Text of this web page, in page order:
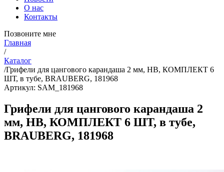
О нас
Контакты
Позвоните мне
Главная
/
Каталог
/Грифели для цангового карандаша 2 мм, HB, КОМПЛЕКТ 6
ШТ, в тубе, BRAUBERG, 181968
Артикул: SAM_181968
Грифели для цангового карандаша 2
мм, HB, КОМПЛЕКТ 6 ШТ, в тубе,
BRAUBERG, 181968